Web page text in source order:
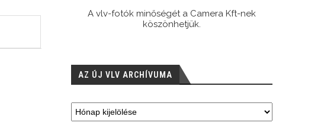
A vlv-fotók minőségét a Camera Kft-nek
köszönhetjük.
AZ ÚJ VLV ARCHÍVUMA